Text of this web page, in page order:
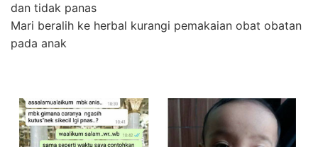
dan tidak panas
Mari beralih ke herbal kurangi pemakaian obat obatan
pada anak